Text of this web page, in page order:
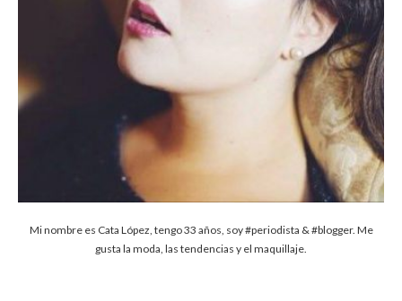
Mi nombre es Cata López, tengo 33 años, soy #periodista & #blogger. Me
gusta la moda, las tendencias y el maquillaje.